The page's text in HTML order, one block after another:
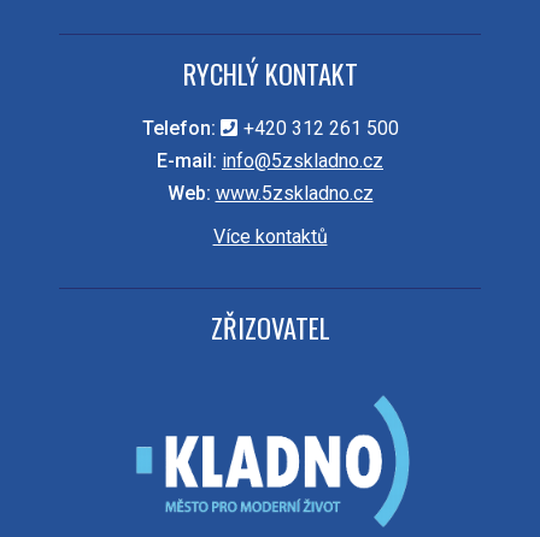
RYCHLÝ KONTAKT
Telefon:
+420 312 261 500
E-mail: info@5zskladno.cz
Web: www.5zskladno.cz
Více kontaktů
ZŘIZOVATEL